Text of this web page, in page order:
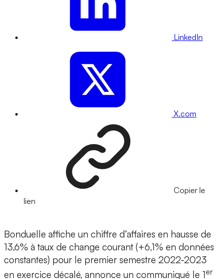
LinkedIn
X.com
Copier le
lien
Bonduelle affiche un chiffre d’affaires en hausse de
13,6% à taux de change courant (+6,1% en données
constantes) pour le premier semestre 2022-2023
en exercice décalé, annonce un communiqué le 1er